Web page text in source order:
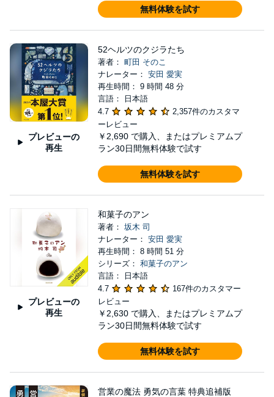
無料体験を試す
プレビューの
再生
52ヘルツのクジラたち
著者： 町田 そのこ
ナレーター： 安田 愛実
再生時間： 9 時間 48 分
言語： 日本語
4.7
2,357件のカスタマ
ーレビュー
￥2,690 で購入、またはプレミアムプ
ラン30日間無料体験で試す
無料体験を試す
プレビューの
再生
和菓子のアン
著者： 坂木 司
ナレーター： 安田 愛実
再生時間： 8 時間 51 分
シリーズ： 和菓子のアン
言語： 日本語
4.7
167件のカスタマー
レビュー
￥2,630 で購入、またはプレミアムプ
ラン30日間無料体験で試す
無料体験を試す
営業の魔法 勇気の言葉 特典追補版